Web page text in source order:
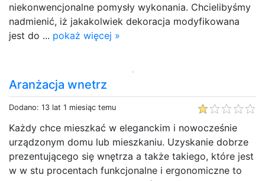
niekonwencjonalne pomysły wykonania. Chcielibyśmy
nadmienić, iż jakakolwiek dekoracja modyfikowana
jest do ... pokaż więcej »
Aranżacja wnetrz
Dodano: 13 lat 1 miesiąc temu
Każdy chce mieszkać w eleganckim i nowocześnie
urządzonym domu lub mieszkaniu. Uzyskanie dobrze
prezentującego się wnętrza a także takiego, które jest
w w stu procentach funkcjonalne i ergonomiczne to